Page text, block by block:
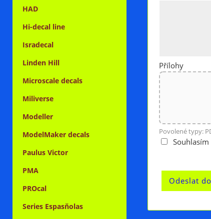
Přílohy
Povolené typy:
HAD
Hi-decal line
Isradecal
Linden Hill
Microscale decals
Miliverse
Modeller
ModelMaker decals
Paulus Victor
PMA
PROcal
Series Espasňolas